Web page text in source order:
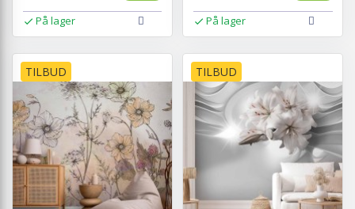
På lager På lager
TILBUD TILBUD